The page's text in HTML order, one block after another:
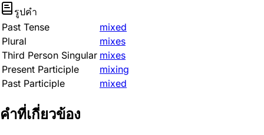
รูปคำ
Past Tense
mixed
Plural
mixes
Third Person Singular mixes
Present Participle
mixing
Past Participle
mixed
คำที่เกี่ยวข้อง